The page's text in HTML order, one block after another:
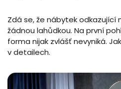
Zdá se, že nábytek odkazující
žádnou lahůdkou. Na první
forma nijak zvlášť nevyniká.
v detailech.